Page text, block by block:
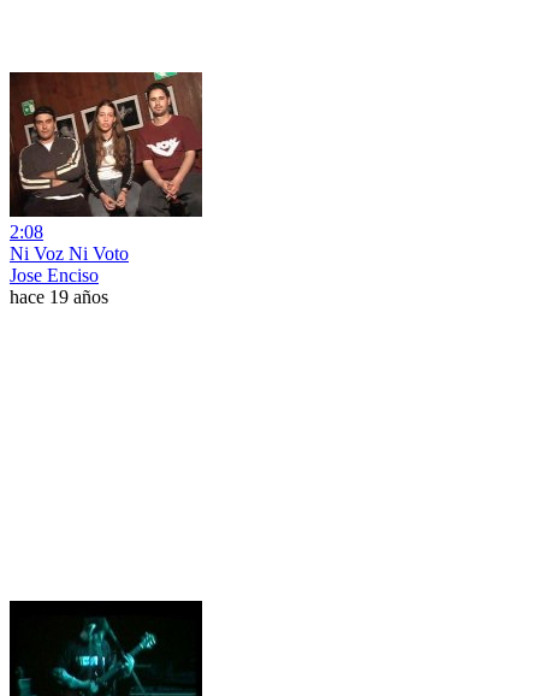
2:08
Ni Voz Ni Voto
Jose Enciso
hace 19 años